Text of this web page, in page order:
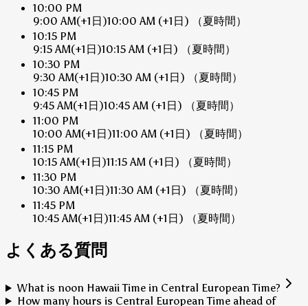
10:00 PM
9:00 AM(+1日)10:00 AM (+1日)
（夏時間）
10:15 PM
9:15 AM(+1日)10:15 AM (+1日)
（夏時間）
10:30 PM
9:30 AM(+1日)10:30 AM (+1日)
（夏時間）
10:45 PM
9:45 AM(+1日)10:45 AM (+1日)
（夏時間）
11:00 PM
10:00 AM(+1日)11:00 AM (+1日)
（夏時間）
11:15 PM
10:15 AM(+1日)11:15 AM (+1日)
（夏時間）
11:30 PM
10:30 AM(+1日)11:30 AM (+1日)
（夏時間）
11:45 PM
10:45 AM(+1日)11:45 AM (+1日) （夏時間）
よくある質問
What is noon Hawaii Time in Central European Time?
How many hours is Central European Time ahead of